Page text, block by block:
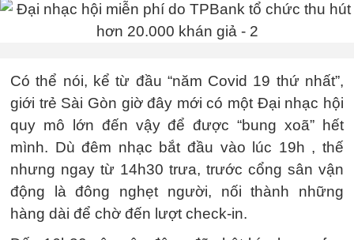
Có thể nói, kể từ đầu “năm Covid 19 thứ nhất”,
giới trẻ Sài Gòn giờ đây mới có một Đại nhạc hội
quy mô lớn đến vậy để được “bung xoã” hết
mình. Dù đêm nhạc bắt đầu vào lúc 19h , thế
nhưng ngay từ 14h30 trưa, trước cổng sân vận
động là đông nghẹt người, nối thành những
hàng dài để chờ đến lượt check-in.